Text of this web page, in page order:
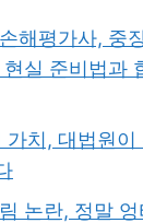
해평가사, 중
실 준비법과
가치, 대법원이
논란, 정말 엉